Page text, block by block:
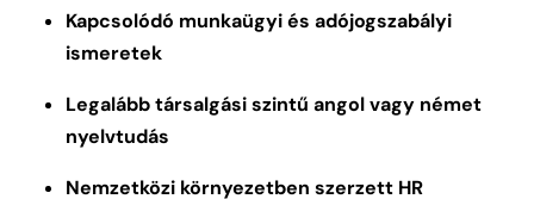
Kapcsolódó munkaügyi és adójogszabályi
ismeretek
Legalább társalgási szintű angol vagy német
nyelvtudás
Nemzetközi környezetben szerzett HR